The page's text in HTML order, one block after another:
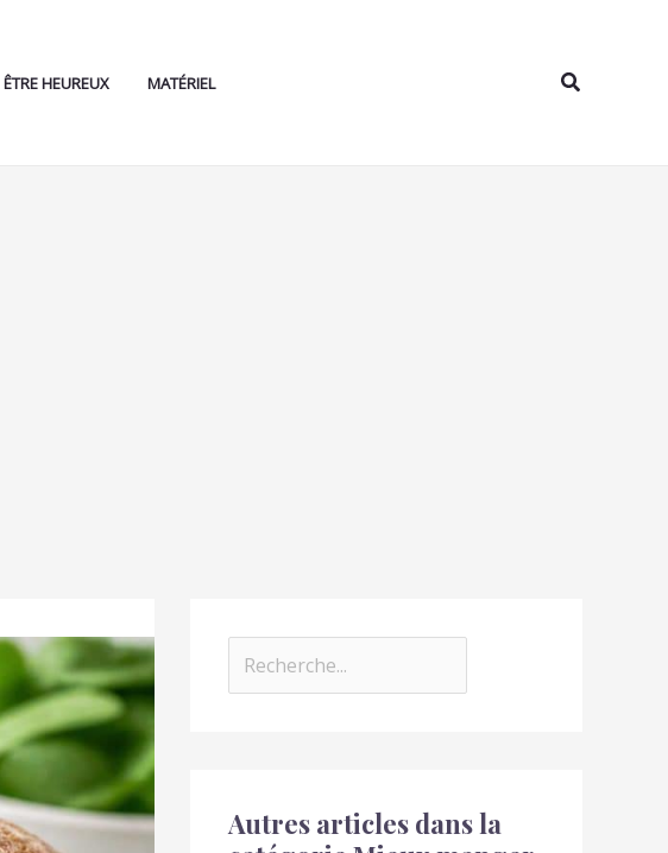
ÊTRE HEUREUX MATÉRIEL
Autres articles dans la